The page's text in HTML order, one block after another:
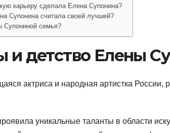
карьеру сделала Елена Супонина?
Супонина считала своей лучшей?
Супониной семья?
и детство Елены
актриса и народная артистка России,
уникальные таланты в области